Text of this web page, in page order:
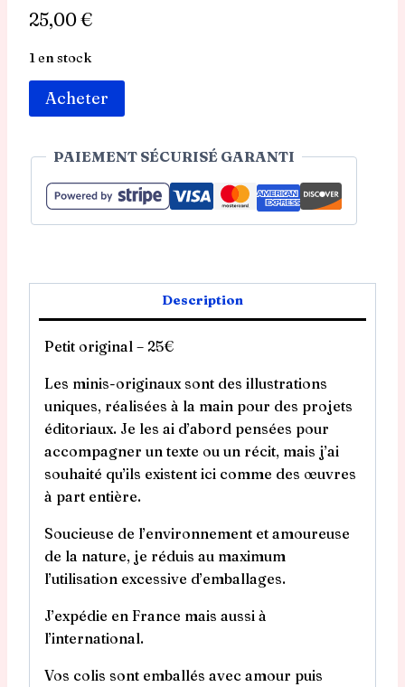
25,00€
1 en stock
quantité
de
original
Braderie
Acheter
PAIEMENT SÉCURISÉ GARANTI
Description
Petit original – 25€
Les minis-originaux sont des illustrations
uniques, réalisées à la main pour des projets
éditoriaux. Je les ai d’abord pensées pour
accompagner un texte ou un récit, mais j’ai
souhaité qu’ils existent ici comme des œuvres
à part entière.
Soucieuse de l’environnement et amoureuse
de la nature, je réduis au maximum
l’utilisation excessive d’emballages.
J’expédie en France mais aussi à
l’international.
Vos colis sont emballés avec amour puis